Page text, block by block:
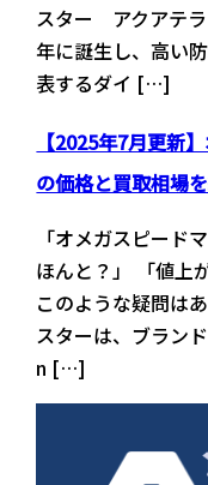
スター アクアテラ
年に誕生し、高い
表するダイ […]
【2025年7月更新
の価格と買取相場
「オメガスピード
ほんと？」 「値上
このような疑問は
スターは、ブラン
n […]